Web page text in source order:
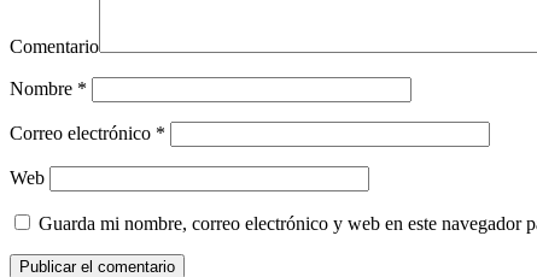
Comentario
Nombre *
Correo electrónico *
Web
Guarda mi nombre, correo electrónico y web en este navegador